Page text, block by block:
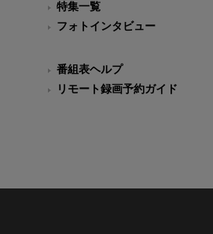
特集一覧
フォトインタビュー
番組表ヘルプ
リモート録画予約ガイド